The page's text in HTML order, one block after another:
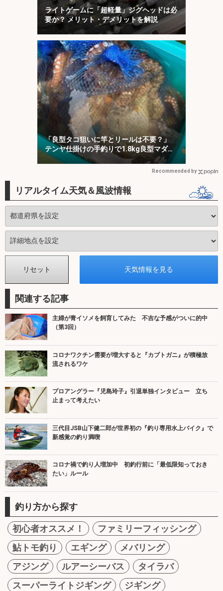
ライトゲームに「超軽量」ジグヘッドは必
要か？ メリット・デメリットを解説
「良型タコ狙いに竿とリールは不要？」
テンヤ仕掛けの手釣りで1.8kg良型マダ
コ！【川崎丸・東京湾】
Recommended by
リアルタイム天気＆風波情報
関連する記事
主婦が青イソメを飼育してみた 不吉な予感がついに的中
（第3回）
コロナワクチン需要が増大すると『カブトガニ』が積極放
流されるワケ
プロアングラー『児島玲子』引退単独インタビュー 立ち
止まって考えたい
三代目JSB山下健二郎が世界初の『釣り専用水上バイク』で
新感覚の釣り満喫
コロナ禍で釣り人増加中 初釣行前に「最低限知っておき
たい」ルール
釣り方から探す
初心者オススメ！
ファミリーフィッシング
鮎トモ釣り
エギング
メバリング
アジング
ルアーシーバス
タイラバ
スーパーライトジギング
ジギング